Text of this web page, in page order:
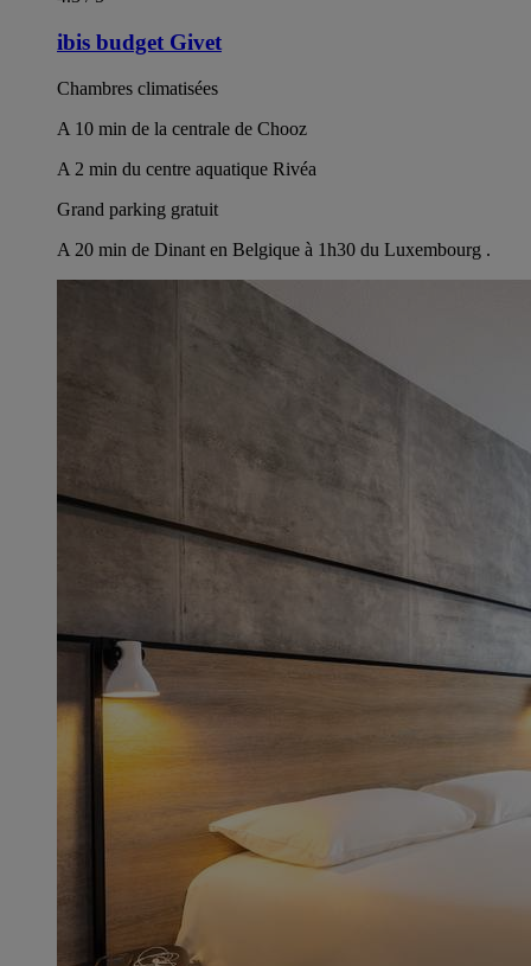
ibis budget Givet
Chambres climatisées
A 10 min de la centrale de Chooz
A 2 min du centre aquatique Rivéa
Grand parking gratuit
A 20 min de Dinant en Belgique à 1h30 du Luxembourg .